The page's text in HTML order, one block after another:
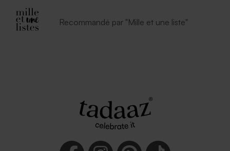
Enveloppe blanche
autocollante
Recommandé par "Mille et une liste"